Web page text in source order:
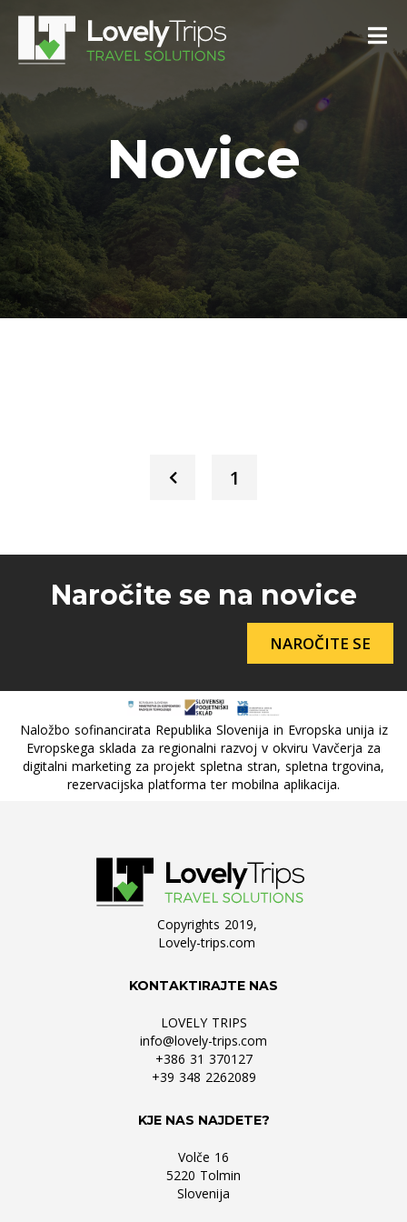
Novice
1
Naročite se na novice
NAROČITE SE
Naložbo sofinancirata Republika Slovenija in Evropska unija iz
Evropskega sklada za regionalni razvoj v okviru Vavčerja za
digitalni marketing za projekt spletna stran, spletna trgovina,
rezervacijska platforma ter mobilna aplikacija.
Copyrights 2019,
Lovely-trips.com
KONTAKTIRAJTE NAS
LOVELY TRIPS
info@lovely-trips.com
+386 31 370127
+39 348 2262089
KJE NAS NAJDETE?
Volče 16
5220 Tolmin
Slovenija